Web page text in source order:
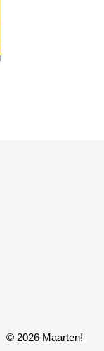
© 2026 Maarten!